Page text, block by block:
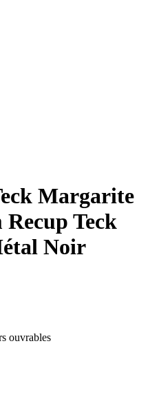
Margarite
Teck
Noir
ouvrables